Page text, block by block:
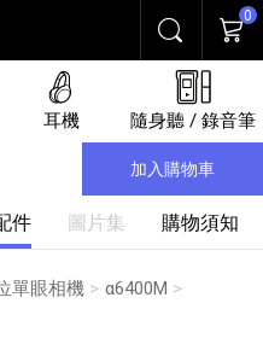
搜尋 購物
0
耳機 隨身聽 / 錄音筆
加入購物車
件 圖片集 購物須知
單眼相機
α6400M